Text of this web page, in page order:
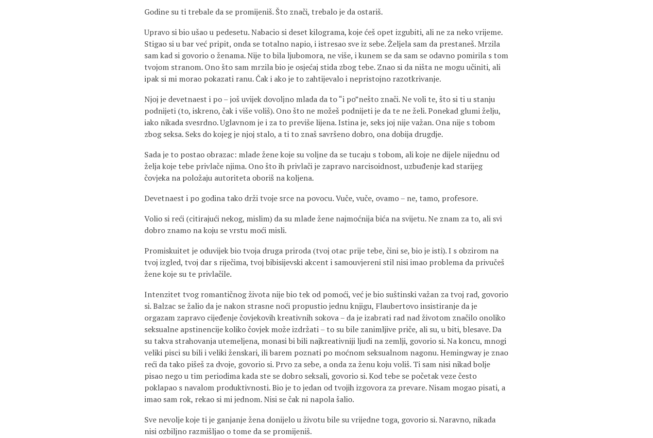
Godine su ti trebale da se promijeniš. Što znači, trebalo je da ostariš.
Upravo si bio ušao u pedesetu. Nabacio si deset kilograma, koje ćeš opet izgubiti, ali ne za neko vrijeme.
Stigao si u bar već pripit, onda se totalno napio, i istresao sve iz sebe. Željela sam da prestaneš. Mrzila
sam kad si govorio o ženama. Nije to bila ljubomora, ne više, i kunem se da sam se odavno pomirila s tom
tvojom stranom. Ono što sam mrzila bio je osjećaj stida zbog tebe. Znao si da ništa ne mogu učiniti, ali
ipak si mi morao pokazati ranu. Čak i ako je to zahtijevalo i nepristojno razotkrivanje.
Njoj je devetnaest i po – još uvijek dovoljno mlada da to “i po”nešto znači. Ne voli te, što si ti u stanju
podnijeti (to, iskreno, čak i više voliš). Ono što ne možeš podnijeti je da te ne želi. Ponekad glumi želju,
iako nikada svesrdno. Uglavnom je i za to previše lijena. Istina je, seks joj nije važan. Ona nije s tobom
zbog seksa. Seks do kojeg je njoj stalo, a ti to znaš savršeno dobro, ona dobija drugdje.
Sada je to postao obrazac: mlade žene koje su voljne da se tucaju s tobom, ali koje ne dijele nijednu od
želja koje tebe privlače njima. Ono što ih privlači je zapravo narcisoidnost, uzbuđenje kad starijeg
čovjeka na položaju autoriteta oboriš na koljena.
Devetnaest i po godina tako drži tvoje srce na povocu. Vuče, vuče, ovamo – ne, tamo, profesore.
Volio si reći (citirajući nekog, mislim) da su mlade žene najmoćnija bića na svijetu. Ne znam za to, ali svi
dobro znamo na koju se vrstu moći misli.
Promiskuitet je oduvijek bio tvoja druga priroda (tvoj otac prije tebe, čini se, bio je isti). I s obzirom na
tvoj izgled, tvoj dar s riječima, tvoj bibisijevski akcent i samouvjereni stil nisi imao problema da privučeš
žene koje su te privlačile.
Intenzitet tvog romantičnog života nije bio tek od pomoći, već je bio suštinski važan za tvoj rad, govorio
si. Balzac se žalio da je nakon strasne noći propustio jednu knjigu, Flaubertovo insistiranje da je
orgazam zapravo cijeđenje čovjekovih kreativnih sokova – da je izabrati rad nad životom značilo onoliko
seksualne apstinencije koliko čovjek može izdržati – to su bile zanimljive priče, ali su, u biti, blesave. Da
su takva strahovanja utemeljena, monasi bi bili najkreativniji ljudi na zemlji, govorio si. Na koncu, mnogi
veliki pisci su bili i veliki ženskari, ili barem poznati po moćnom seksualnom nagonu. Hemingway je znao
reći da tako pišeš za dvoje, govorio si. Prvo za sebe, a onda za ženu koju voliš. Ti sam nisi nikad bolje
pisao nego u tim periodima kada ste se dobro seksali, govorio si. Kod tebe se početak veze često
poklapao s navalom produktivnosti. Bio je to jedan od tvojih izgovora za prevare. Nisam mogao pisati, a
imao sam rok, rekao si mi jednom. Nisi se čak ni napola šalio.
Sve nevolje koje ti je ganjanje žena donijelo u životu bile su vrijedne toga, govorio si. Naravno, nikada
nisi ozbiljno razmišljao o tome da se promijeniš.